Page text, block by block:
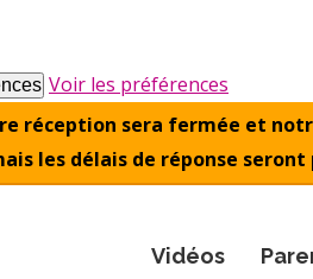
Voir les préférences
réception sera fermée et
les délais de réponse
Vidéos